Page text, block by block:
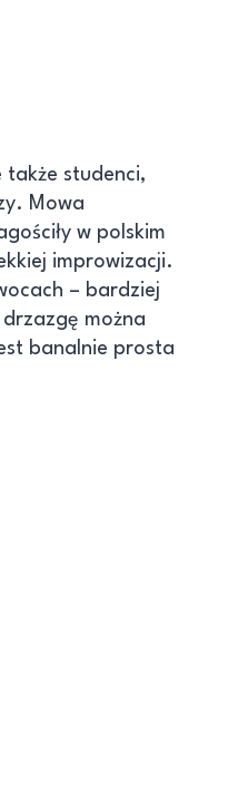
także studenci,
Mowa
w polskim
improwizacji.
– bardziej
można
banalnie prosta